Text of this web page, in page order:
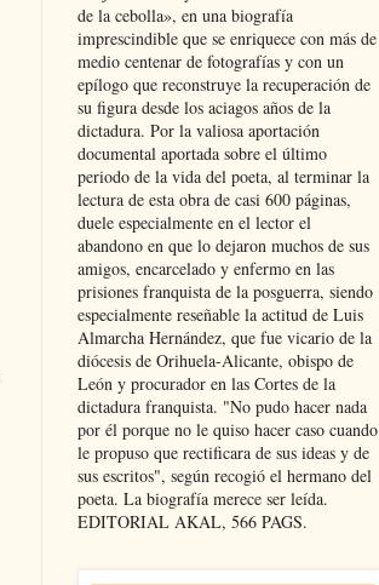
de la cebolla», en una biografía
imprescindible que se enriquece con más de
medio centenar de fotografías y con un
epílogo que reconstruye la recuperación de
su figura desde los aciagos años de la
dictadura. Por la valiosa aportación
documental aportada sobre el último
periodo de la vida del poeta, al terminar la
lectura de esta obra de casi 600 páginas,
duele especialmente en el lector el
abandono en que lo dejaron muchos de sus
amigos, encarcelado y enfermo en las
prisiones franquista de la posguerra, siendo
especialmente reseñable la actitud de Luis
Almarcha Hernández, que fue vicario de la
diócesis de Orihuela-Alicante, obispo de
León y procurador en las Cortes de la
dictadura franquista. "No pudo hacer nada
por él porque no le quiso hacer caso cuando
le propuso que rectificara de sus ideas y de
sus escritos", según recogió el hermano del
poeta. La biografía merece ser leída.
EDITORIAL AKAL, 566 PAGS.